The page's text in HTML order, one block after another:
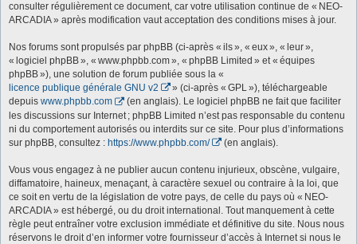
consulter régulièrement ce document, car votre utilisation continue de « NEO-
ARCADIA » après modification vaut acceptation des conditions mises à jour.
Nos forums sont propulsés par phpBB (ci-après « ils », « eux », « leur »,
« logiciel phpBB », « www.phpbb.com », « phpBB Limited » et « équipes
phpBB »), une solution de forum publiée sous la «
licence publique générale GNU v2
» (ci-après « GPL »), téléchargeable
depuis www.phpbb.com
(en anglais). Le logiciel phpBB ne fait que faciliter
les discussions sur Internet ; phpBB Limited n’est pas responsable du contenu
ni du comportement autorisés ou interdits sur ce site. Pour plus d’informations
sur phpBB, consultez : https://www.phpbb.com/ (en anglais).
Vous vous engagez à ne publier aucun contenu injurieux, obscène, vulgaire,
diffamatoire, haineux, menaçant, à caractère sexuel ou contraire à la loi, que
ce soit en vertu de la législation de votre pays, de celle du pays où « NEO-
ARCADIA » est hébergé, ou du droit international. Tout manquement à cette
règle peut entraîner votre exclusion immédiate et définitive du site. Nous nous
réservons le droit d’en informer votre fournisseur d’accès à Internet si nous le